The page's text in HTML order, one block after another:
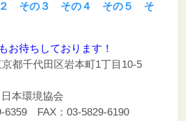
その３ その４ その５
そ
お待ちしております！
京都千代田区岩本町1丁目10-5
本環境協会
6359 FAX：03-5829-6190